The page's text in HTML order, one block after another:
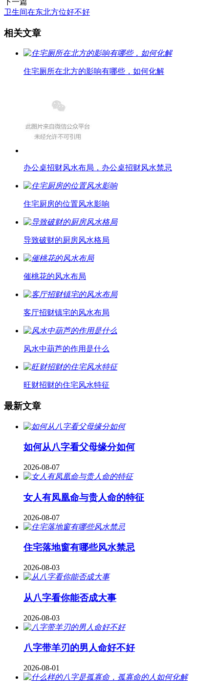
卫生间在东北方位好不好
相关文章
住宅厕所在北方的影响有哪些，如何化解
办公桌招财风水布局，办公桌招财风水禁忌
住宅厨房的位置风水影响
导致破财的厨房风水格局
催桃花的风水布局
客厅招财镇宅的风水布局
风水中葫芦的作用是什么
旺财招财的住宅风水特征
最新文章
如何从八字看父母缘分如何
2026-08-07
女人有凤凰命与贵人命的特征
2026-08-07
住宅落地窗有哪些风水禁忌
2026-08-03
从八字看你能否成大事
2026-08-03
八字带羊刃的男人命好不好
2026-08-01